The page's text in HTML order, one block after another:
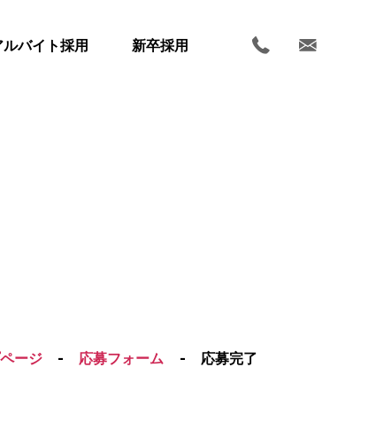
お知らせ
バイト採用 新卒採用
ージ - 応募フォーム - 応募完了